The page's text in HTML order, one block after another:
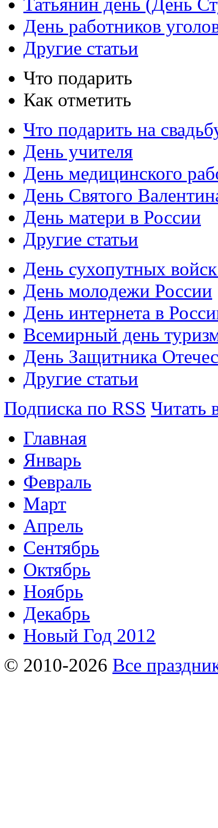
День работников
Другие статьи
Что подарить
Как отметить
Что подарить на
День учителя
День медицинского
День Святого
День матери в России
Другие статьи
День сухопутных
День молодежи России
День интернета в
Всемирный день
День Защитника
Другие статьи
Подписка по RSS Читать
Главная
Январь
Февраль
Март
Апрель
Сентябрь
Октябрь
Ноябрь
Декабрь
Новый Год 2012
© 2010-2026 Все